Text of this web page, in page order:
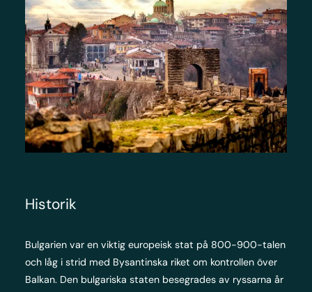
Historik
Bulgarien var en viktig europeisk stat på 800-900-talen
och låg i strid med Bysantinska riket om kontrollen över
Balkan. Den bulgariska staten besegrades av ryssarna år